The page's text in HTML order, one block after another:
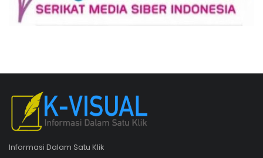
Informasi Dalam Satu Klik